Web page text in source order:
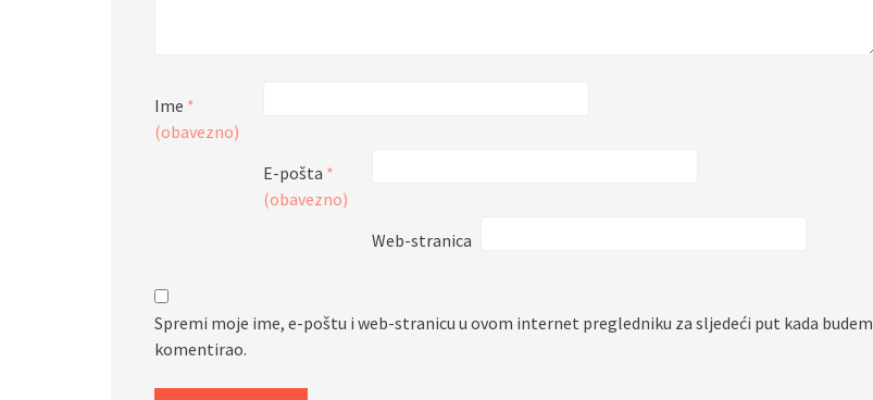
Ime *
(obavezno)
E-pošta *
(obavezno)
Web-stranica
Spremi moje ime, e-poštu i web-stranicu u ovom internet pregledniku za sljedeći put kada budem
komentirao.